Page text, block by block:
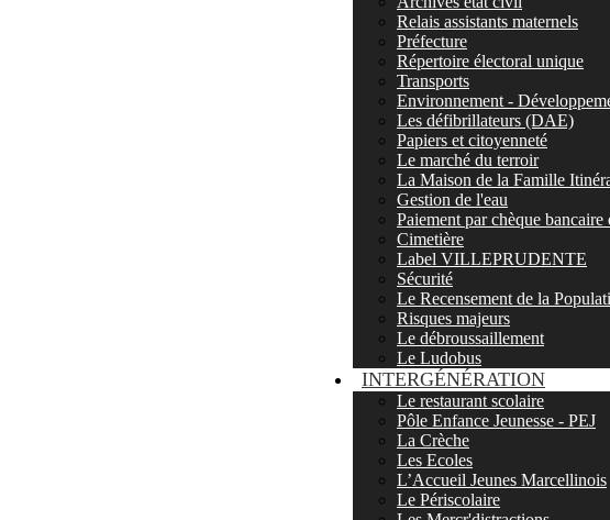
Relais assistants maternels
Préfecture
Répertoire électoral unique
Transports
Environnement -
Les défibrillateurs (DAE)
Papiers et citoyenneté
Le marché du terroir
La Maison de la Famille
Gestion de l'eau
Paiement par chèque bancaire
Cimetière
Label VILLEPRUDENTE
Sécurité
Le Recensement de la
Risques majeurs
Le débroussaillement
Le Ludobus
INTERGÉNÉRATION
Le restaurant scolaire
Pôle Enfance Jeunesse - PEJ
La Crèche
Les Ecoles
L’Accueil Jeunes Marcellinois
Le Périscolaire